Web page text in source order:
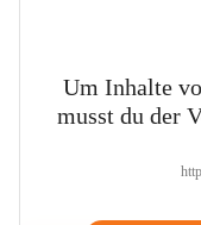
Um Inhalte
musst du der